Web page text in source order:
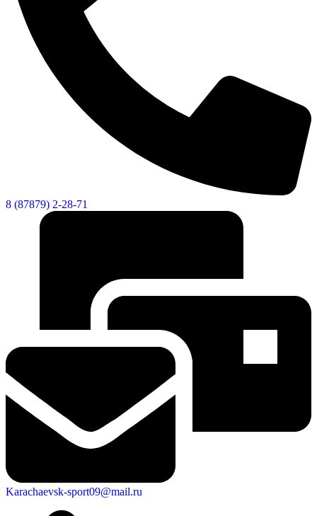
8 (87879) 2-28-71
Karachaevsk-sport09@mail.ru